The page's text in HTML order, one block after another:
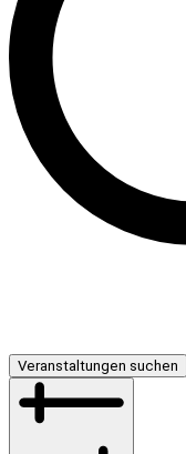
Veranstaltungen suchen